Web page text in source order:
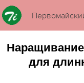
для